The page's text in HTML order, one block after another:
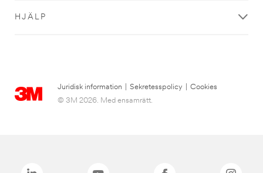
HJÄLP
Juridisk information Sekretesspolicy
Cookies
© 3M 2026. Med ensamrätt.